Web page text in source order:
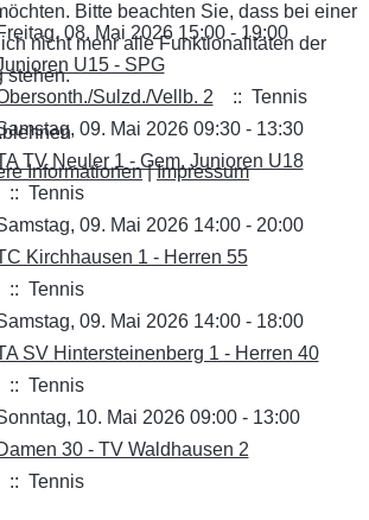
08. Mai 2026 15:00 - 19:00
U15 - SPG
Sulzd./Vellb. 2
:: Tennis
09. Mai 2026 09:30 - 13:30
TV Neuler 1 - Gem. Junioren U18
:: Tennis
09. Mai 2026 14:00 - 20:00
Kirchhausen 1 - Herren 55
:: Tennis
09. Mai 2026 14:00 - 18:00
SV Hintersteinenberg 1 - Herren 40
:: Tennis
10. Mai 2026 09:00 - 13:00
30 - TV Waldhausen 2
:: Tennis
Bitte beachten Sie, dass bei einer
nicht mehr alle Funktionalitäten der
stehen.
Informationen|Impressum